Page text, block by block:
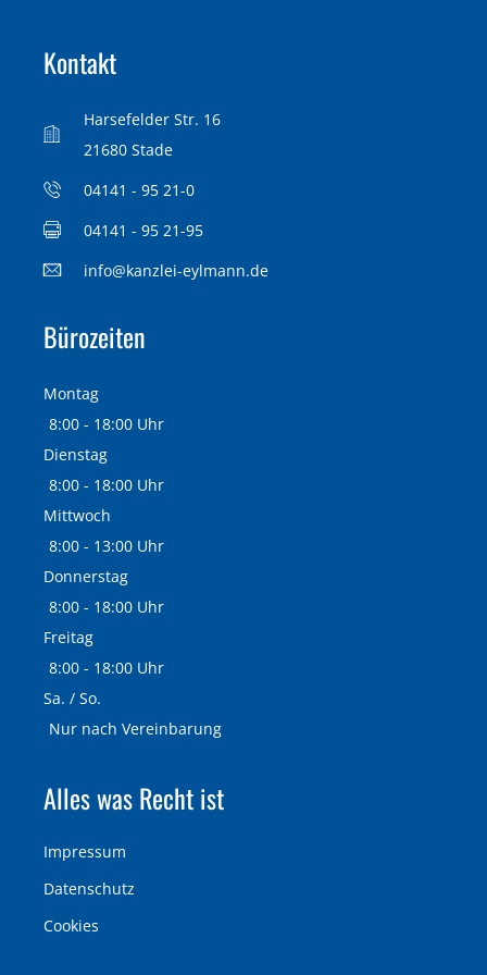
Kontakt
Harsefelder Str. 16
21680 Stade
04141 - 95 21-0
04141 - 95 21-95
info@kanzlei-eylmann.de
Bürozeiten
Montag
8:00 - 18:00 Uhr
Dienstag
8:00 - 18:00 Uhr
Mittwoch
8:00 - 13:00 Uhr
Donnerstag
8:00 - 18:00 Uhr
Freitag
8:00 - 18:00 Uhr
Sa. / So.
Nur nach Vereinbarung
Alles was Recht ist
Impressum
Datenschutz
Cookies